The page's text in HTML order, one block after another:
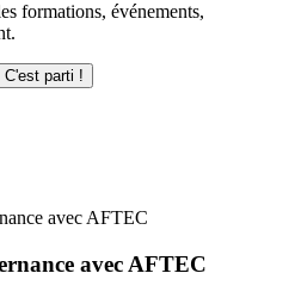
formations, événements,
C'est parti !
avec AFTEC
avec AFTEC